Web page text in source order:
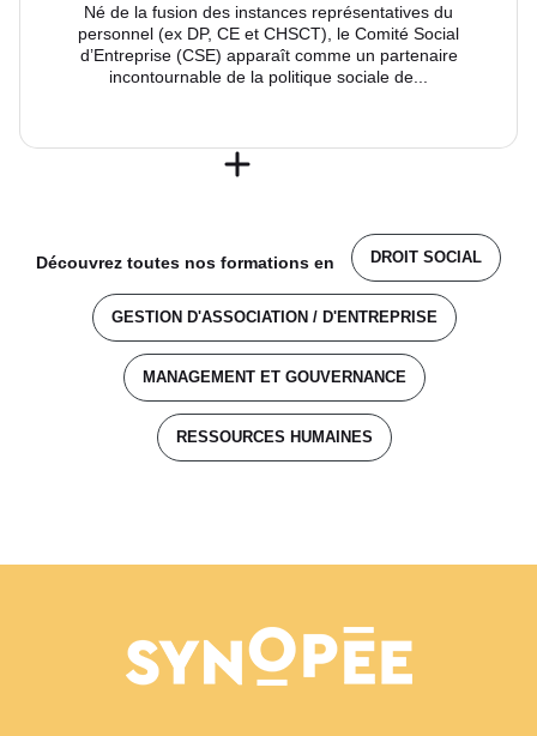
Né de la fusion des instances représentatives du
personnel (ex DP, CE et CHSCT), le Comité Social
d’Entreprise (CSE) apparaît comme un partenaire
incontournable de la politique sociale de...
Découvrez toutes nos formations en DROIT SOCIAL
GESTION D'ASSOCIATION / D'ENTREPRISE
MANAGEMENT ET GOUVERNANCE
RESSOURCES HUMAINES